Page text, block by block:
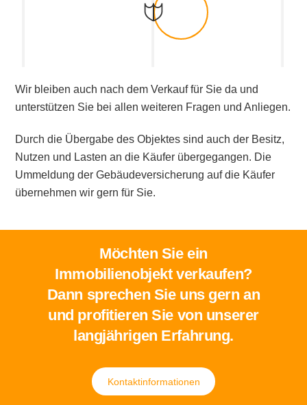
Wir bleiben auch nach dem Verkauf für Sie da und
unterstützen Sie bei allen weiteren Fragen und Anliegen.
Durch die Übergabe des Objektes sind auch der Besitz,
Nutzen und Lasten an die Käufer übergegangen. Die
Ummeldung der Gebäudeversicherung auf die Käufer
übernehmen wir gern für Sie.
Möchten Sie ein
Immobilienobjekt verkaufen?
Dann sprechen Sie uns gern an
und profitieren Sie von unserer
langjährigen Erfahrung.
Kontaktinformationen